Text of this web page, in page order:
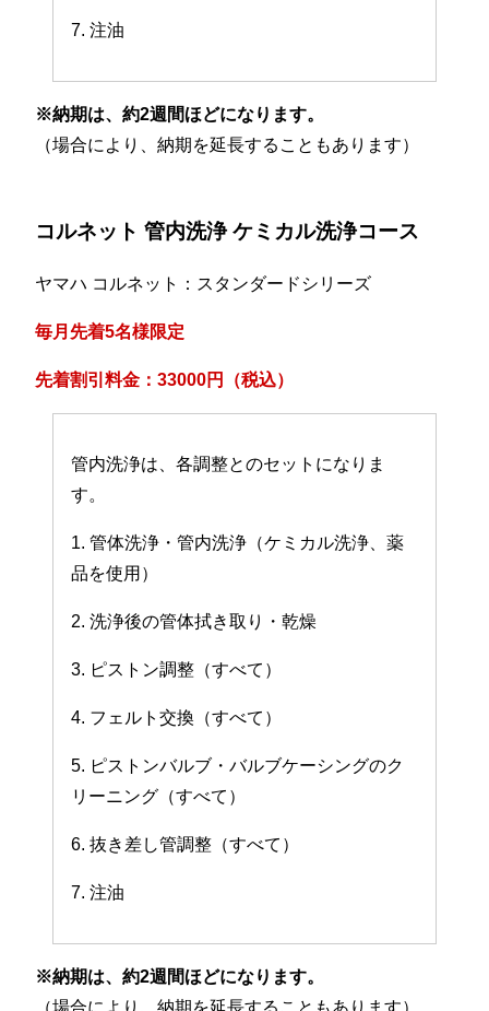
7. 注油
※納期は、約2週間ほどになります。
（場合により、納期を延長することもあります）
コルネット 管内洗浄 ケミカル洗浄コース
ヤマハ コルネット：スタンダードシリーズ
毎月先着5名様限定
先着割引料金：33000円（税込）
管内洗浄は、各調整とのセットになりま
す。
1. 管体洗浄・管内洗浄（ケミカル洗浄、薬
品を使用）
2. 洗浄後の管体拭き取り・乾燥
3. ピストン調整（すべて）
4. フェルト交換（すべて）
5. ピストンバルブ・バルブケーシングのク
リーニング（すべて）
6. 抜き差し管調整（すべて）
7. 注油
※納期は、約2週間ほどになります。